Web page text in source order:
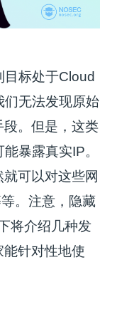
目标处于Cloud
们无法发现原始
段。但是，这类
暴露真实IP。
可以对这些网
。注意，隐藏
将介绍几种发
针对性地使